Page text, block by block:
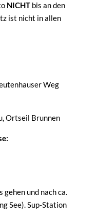
NICHT bis an den
ist nicht in allen
Weg
Ortseil Brunnen
und nach ca.
See). Sup-Station